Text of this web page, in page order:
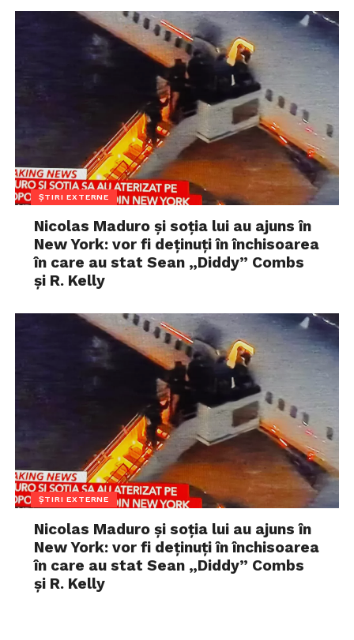
ȘTIRI EXTERNE
Nicolas Maduro și soția lui au ajuns în
New York: vor fi deținuți în închisoarea
în care au stat Sean „Diddy” Combs
și R. Kelly
ȘTIRI EXTERNE
Nicolas Maduro și soția lui au ajuns în
New York: vor fi deținuți în închisoarea
în care au stat Sean „Diddy” Combs
și R. Kelly